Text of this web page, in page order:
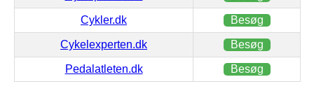
Cykler.dk Besøg
Cykelexperten.dk Besøg
Pedalatleten.dk Besøg